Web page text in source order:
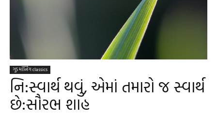
ગુડ મૉર્નિંગ classics
નિ:સ્વાર્થ થવું, એમાં તમારો જ સ્વાર્થ
છે:સૌરભ શાહ